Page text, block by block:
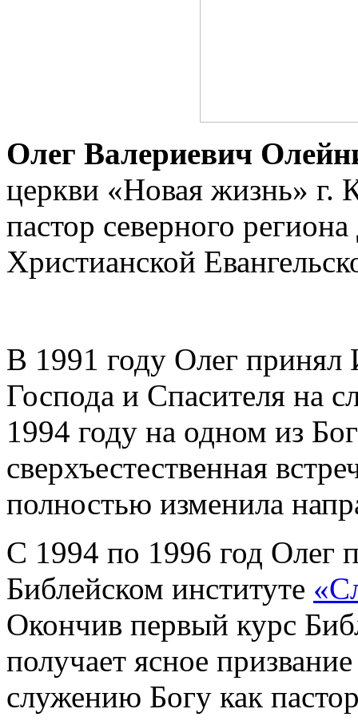
Олег Валериевич
церкви «Новая жизнь» г.
пастор северного
Христианской
В 1991 году Олег принял
Господа и Спасителя на
1994 году на одном из
сверхъестественная
полностью изменила
С 1994 по 1996 год Олег
Библейском институте
Окончив первый курс
получает ясное
служению Богу как